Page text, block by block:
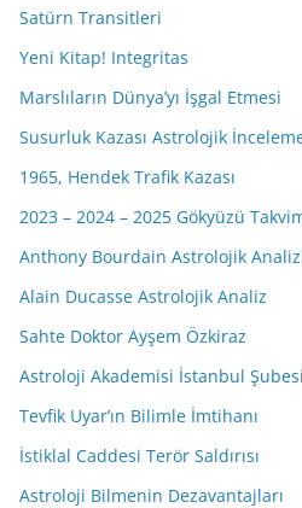
Satürn Transitleri
Yeni Kitap! Integritas
Marslıların Dünya’yı İşgal Etmesi
Susurluk Kazası Astrolojik
1965, Hendek Trafik Kazası
2023 – 2024 – 2025 Gökyüzü
Anthony Bourdain Astrolojik
Alain Ducasse Astrolojik Analiz
Sahte Doktor Ayşem Özkiraz
Astroloji Akademisi İstanbul Şubesi
Tevfik Uyar’ın Bilimle İmtihanı
İstiklal Caddesi Terör Saldırısı
Astroloji Bilmenin Dezavantajları